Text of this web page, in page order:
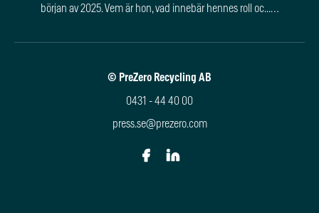
början av 2025. Vem är hon, vad innebär hennes roll oc...…
© PreZero Recycling AB
0431 - 44 40 00
press.se@prezero.com